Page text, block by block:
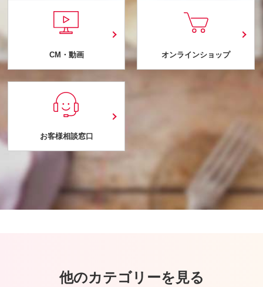
CM・動画 オンラインショップ
お客様相談窓口
他のカテゴリーを見る